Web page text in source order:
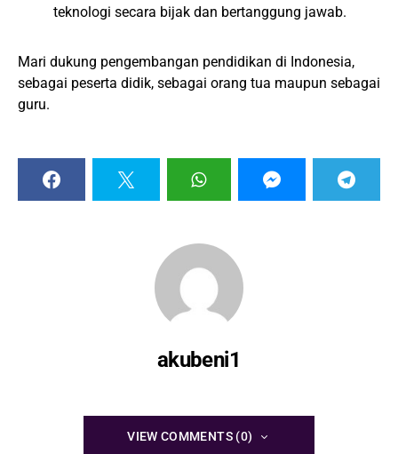
teknologi secara bijak dan bertanggung jawab.
Mari dukung pengembangan pendidikan di Indonesia,
sebagai peserta didik, sebagai orang tua maupun sebagai
guru.
akubeni1
VIEW COMMENTS (0)